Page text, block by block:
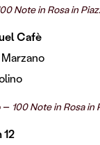
Note in Rosa in
Cafè
– 100 Note in Rosa in
12